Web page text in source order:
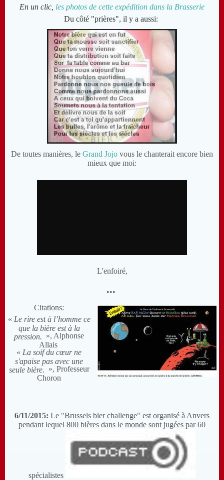
En un clic, les photos de cette expédition dans la Brasserie
Du côté "prières", il y a aussi:
De toutes manières, le Grand Jojo vous le chanterait encore bien
mieux que moi:
L'enfoiré,
...
Citations:
« Le rire est à l’homme ce
que la bière est à la
pression.
», Alphonse
Allais
« La soif du cœur ne
s'apaise pas avec une
seule bière.
», Professeur
Choron
6/11/2015: Le "Brussels bier challenge" est organisé à Anvers
pendant lequel 800 bières dans le monde sont jugées par 60
spécialistes